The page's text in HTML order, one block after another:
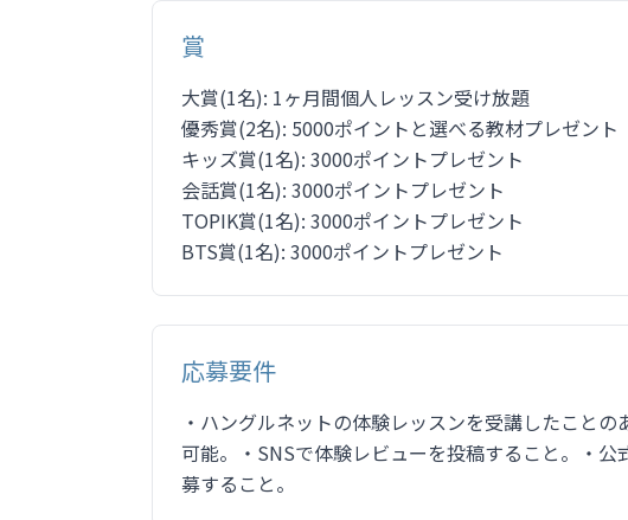
賞
大賞(1名): 1ヶ月間個人レッスン受け放題
優秀賞(2名): 5000ポイントと選べる教材プレゼント
キッズ賞(1名): 3000ポイントプレゼント
会話賞(1名): 3000ポイントプレゼント
TOPIK賞(1名): 3000ポイントプレゼント
BTS賞(1名): 3000ポイントプレゼント
応募要件
・ハングルネットの体験レッスンを受講したこと
可能。・SNSで体験レビューを投稿すること。・
募すること。